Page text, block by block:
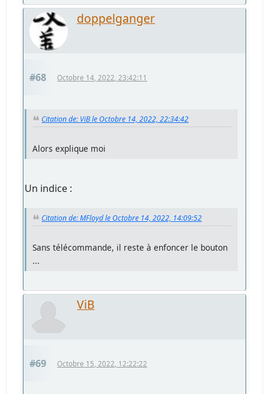
doppelganger
#68 Octobre 14, 2022, 23:42:11
Citation de: ViB le Octobre 14, 2022, 22:34:42
Alors explique moi
Un indice :
Citation de: MFloyd le Octobre 14, 2022, 14:09:52
Sans télécommande, il reste à enfoncer le bouton
...
ViB
#69 Octobre 15, 2022, 12:22:22